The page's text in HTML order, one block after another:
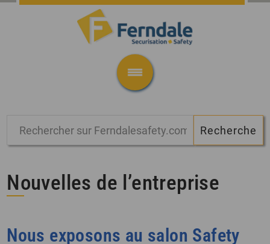
Nouvelles de l’entreprise
Nous exposons au salon Safety